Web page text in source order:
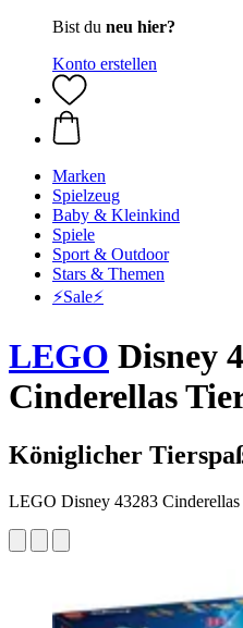
Bist du neu hier?
Konto erstellen
Marken
Spielzeug
Baby & Kleinkind
Spiele
Sport & Outdoor
Stars & Themen
⚡️Sale⚡️
LEGO Disney
Cinderellas
Königlicher
LEGO Disney 43283 Cinderellas